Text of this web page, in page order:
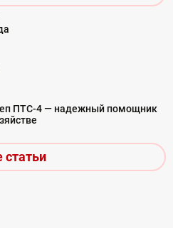
ПТС-4 — надежный помощник
статьи